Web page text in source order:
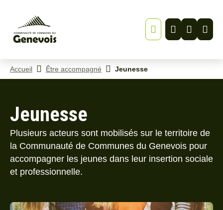
Accueil Être accompagné Jeunesse
Jeunesse
Plusieurs acteurs sont mobilisés sur le territoire de
la Communauté de Communes du Genevois pour
accompagner les jeunes dans leur insertion sociale
et professionnelle.